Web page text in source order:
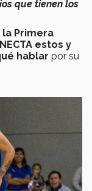
que tienen los
Primera
estos y
hablar por su